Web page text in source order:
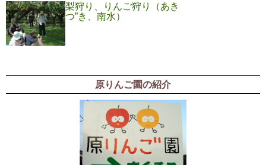
梨狩り、りんご狩り（あき
つ”き、南水）
原りんご園の紹介